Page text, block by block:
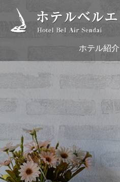
ホテル紹介